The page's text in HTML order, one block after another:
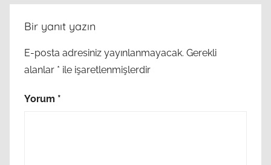
Bir yanıt yazın
E-posta adresiniz yayınlanmayacak. Gerekli
alanlar * ile işaretlenmişlerdir
Yorum *